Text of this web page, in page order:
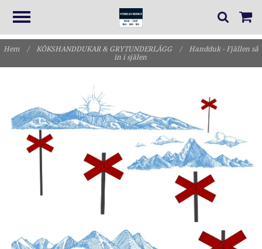
Hem / KÖKSHANDDUKAR & GRYTUNDERLÄGG /
Handduk - Fjällen så
in i själen